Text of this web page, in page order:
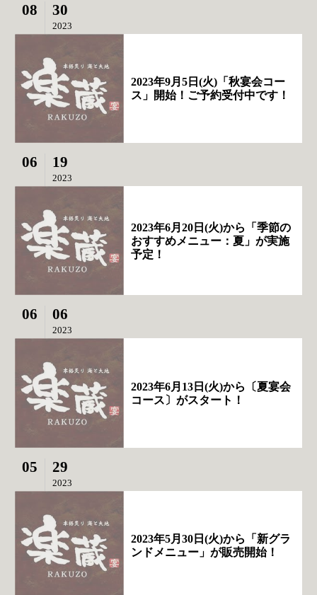
08 30
2023
2023年9月5日(火)「秋宴会コー
ス」開始！ご予約受付中です！
06 19
2023
2023年6月20日(火)から「季節の
おすすめメニュー：夏」が実施
予定！
06 06
2023
2023年6月13日(火)から〔夏宴会
コース〕がスタート！
05 29
2023
2023年5月30日(火)から「新グラ
ンドメニュー」が販売開始！